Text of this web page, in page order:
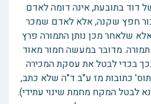
דוד בתובעת, אינה דומה לאדם
חפץ שקנה, אלא לאדם שמכר
שלאחר מכן נותן התמורה פרץ
תמורה. מדובר במעשה חמור מאוד
בכדי לבטל את עסקת המכירה
כתובות מז ע"ב ד"ה שלא כתב,
לבטל המקח מחמת שינוי עתידי).